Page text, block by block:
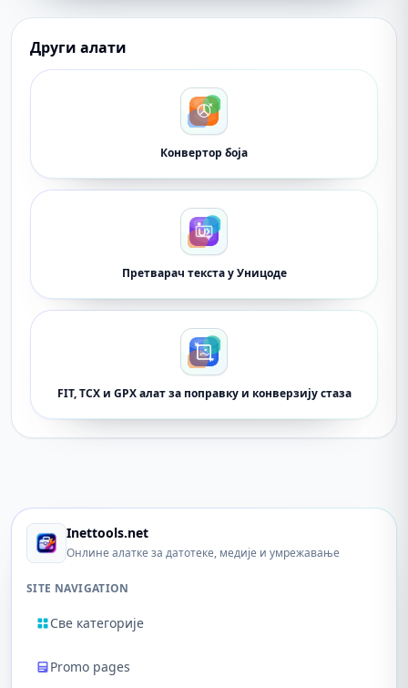
Други алати
Конвертор боја
Претварач текста у Уницоде
FIT, TCX и GPX алат за поправку и конверзију стаза
Inettools.net
Онлине алатке за датотеке, медије и умрежавање
SITE NAVIGATION
Све категорије
Promo pages